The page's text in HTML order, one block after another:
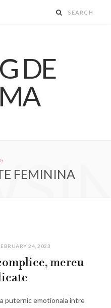
FEMININA
24, 2023
mereu
puternic emotionala intre